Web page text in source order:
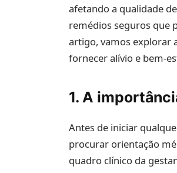
afetando a qualidade
remédios seguros que
artigo, vamos explorar
fornecer alívio e bem-
1. A
Antes de iniciar
procurar orientação
quadro clínico da